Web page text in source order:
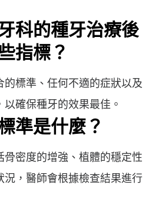
科的種牙治療後
指標？
的標準、任何不適的症狀以及
確保種牙的效果最佳。
準是什麼？
骨密度的增強、植體的穩定性
況，醫師會根據檢查結果進行